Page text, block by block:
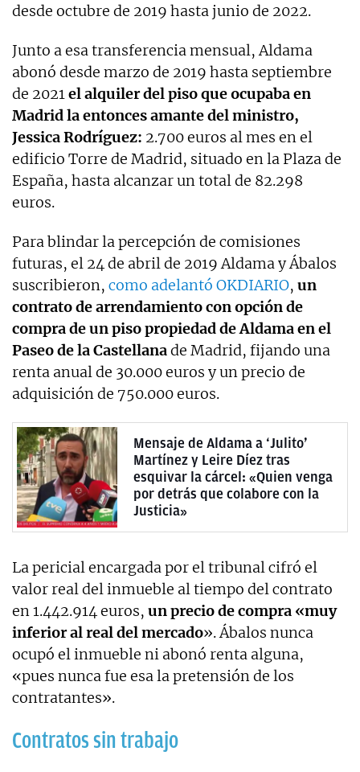
desde octubre de 2019 hasta junio de 2022.
Junto a esa transferencia mensual, Aldama
abonó desde marzo de 2019 hasta septiembre
de 2021el alquiler del piso que ocupaba en
Madrid la entonces amante del ministro,
Jessica Rodríguez: 2.700 euros al mes en el
edificio Torre de Madrid, situado en la Plaza de
España, hasta alcanzar un total de 82.298
euros.
Para blindar la percepción de comisiones
futuras, el 24 de abril de 2019 Aldama y Ábalos
suscribieron, como adelantó OKDIARIO, un
contrato de arrendamiento con opción de
compra de un piso propiedad de Aldama en el
Paseo de la Castellanade Madrid, fijando una
renta anual de 30.000 euros y un precio de
adquisición de 750.000 euros.
Mensaje de Aldama a ‘Julito’
Martínez y Leire Díez tras
esquivar la cárcel: «Quien venga
por detrás que colabore con la
Justicia»
La pericial encargada por el tribunal cifró el
valor real del inmueble al tiempo del contrato
en 1.442.914 euros, un precio de compra «muy
inferior al real del mercado». Ábalos nunca
ocupó el inmueble ni abonó renta alguna,
«pues nunca fue esa la pretensión de los
contratantes».
Contratos sin trabajo